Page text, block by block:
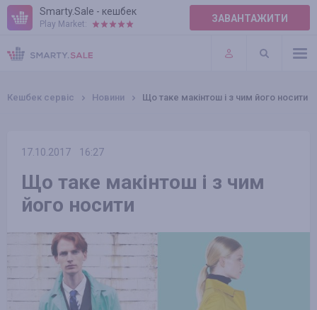
Smarty.Sale - кешбек
Play Market: ЗАВАНТАЖИТИ
ПРАВИЛА
ПЛАГІНИ
Кешбек сервіс Новини Що таке макінтош і з чим його носити
17.10.2017 16:27
Що таке макінтош і з чим
його носити